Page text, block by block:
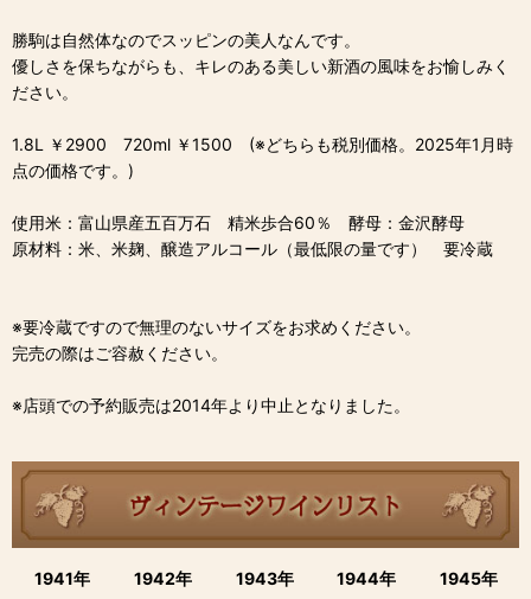
勝駒は自然体なのでスッピンの美人なんです。
優しさを保ちながらも、キレのある美しい新酒の風味をお愉しみく
ださい。
1.8L ￥2900 720ml ￥1500 (※どちらも税別価格。2025年1月時
点の価格です。)
使用米：富山県産五百万石 精米歩合60％ 酵母：金沢酵母
原材料：米、米麹、醸造アルコール（最低限の量です） 要冷蔵
※要冷蔵ですので無理のないサイズをお求めください。
完売の際はご容赦ください。
※店頭での予約販売は2014年より中止となりました。
1941年 1942年 1943年 1944年 1945年